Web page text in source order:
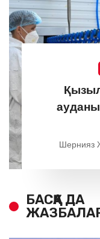
Шернияз
БАСҚА ДА